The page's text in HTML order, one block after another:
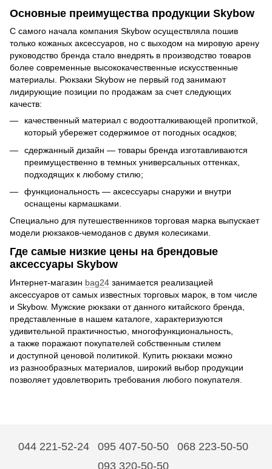
Основные преимущества продукции Skybow
С самого начала компания Skybow осуществляла пошив
только кожаных аксессуаров, но с выходом на мировую арену
руководство бренда стало внедрять в производство товаров
более современные высококачественные искусственные
материалы. Рюкзаки Skybow не первый год занимают
лидирующие позиции по продажам за счет следующих
качеств:
качественный материал с водоотталкивающей пропиткой,
который убережет содержимое от погодных осадков;
сдержанный дизайн — товары бренда изготавливаются
преимущественно в темных универсальных оттенках,
подходящих к любому стилю;
функциональность — аксессуары снаружи и внутри
оснащены кармашками.
Специально для путешественников торговая марка выпускает
модели рюкзаков-чемоданов с двумя колесиками.
Где самые низкие цены на брендовые
аксессуары Skybow
Интернет-магазин bag24 занимается реализацией
аксессуаров от самых известных торговых марок, в том числе
и Skybow. Мужские рюкзаки от данного китайского бренда,
представленные в нашем каталоге, характеризуются
удивительной практичностью, многофункциональность,
а также поражают покупателей собственным стилем
и доступной ценовой политикой. Купить рюкзаки можно
из разнообразных материалов, широкий выбор продукции
позволяет удовлетворить требования любого покупателя.
044 221-52-24 095 407-50-50
068 223-50-50
093 320-50-50